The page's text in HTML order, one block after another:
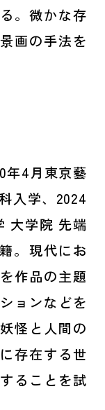
。微かな存
画の手法を
年4月東京藝
入学、2024
大学院 先端
。現代にお
作品の主題
ョンなどを
怪と人間の
存在する世
ることを試